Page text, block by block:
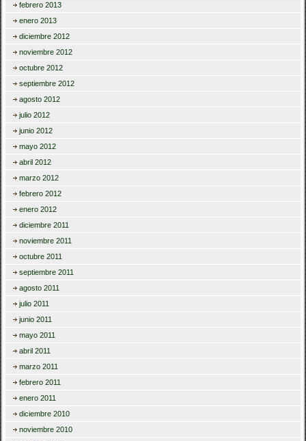
febrero 2013
enero 2013
diciembre 2012
noviembre 2012
octubre 2012
septiembre 2012
agosto 2012
julio 2012
junio 2012
mayo 2012
abril 2012
marzo 2012
febrero 2012
enero 2012
diciembre 2011
noviembre 2011
octubre 2011
septiembre 2011
agosto 2011
julio 2011
junio 2011
mayo 2011
abril 2011
marzo 2011
febrero 2011
enero 2011
diciembre 2010
noviembre 2010